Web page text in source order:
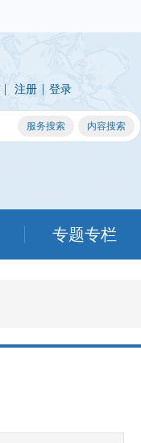
| 注册 | 登录
专题专栏